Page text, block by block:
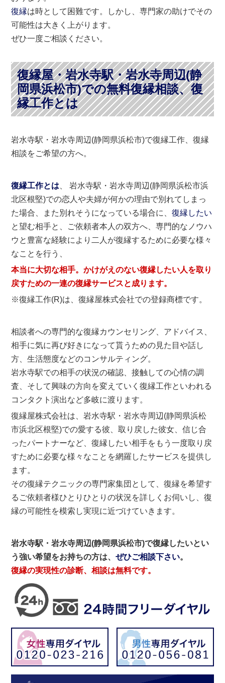
復縁は時として困難です。しかし、専門家の助けでその
可能性は大きく上がります。
ぜひ一度ご相談ください。
復縁屋・岩水寺駅・岩水寺周辺(静
岡県浜松市)での無料復縁相談、復
縁工作とは
岩水寺駅・岩水寺周辺(静岡県浜松市)で復縁工作、復縁
相談をご希望の方へ。
復縁工作とは 、 岩水寺駅・岩水寺周辺(静岡県浜松市浜
北区根堅)での恋人や夫婦が何かの理由で別れてしまっ
た場合、また別れそうになっている場合に、復縁したい
と望む相手と、ご依頼者本人の双方へ、専門的なノウハ
ウと豊富な経験により二人が復縁するために必要な様々
なことを行う、
本当に大切な相手。かけがえのない復縁したい人を取り
戻すための一連の復縁サービスと成ります。
※復縁工作(R)は、復縁屋株式会社での登録商標です。
相談者への専門的な復縁カウンセリング、アドバイス、
相手に気に再び好きになって貰うための見た目や話し
方、生活態度などのコンサルティング。
岩水寺駅での相手の状況の確認、接触しての心情の調
査、そして興味の方向を変えていく復縁工作といわれる
コンタクト演出など多岐に渡ります。
復縁屋株式会社は、岩水寺駅・岩水寺周辺(静岡県浜松
市浜北区根堅)での愛する彼、取り戻した彼女、信じ合
ったパートナーなど、復縁したい相手をもう一度取り戻
すために必要な様々なことを網羅したサービスを提供し
ます。
その復縁テクニックの専門家集団として、復縁を希望す
るご依頼者様ひとりひとりの状況を詳しくお伺いし、復
縁の可能性を模索し実現に近づけていきます。
岩水寺駅・岩水寺周辺(静岡県浜松市)で復縁したいとい
う強い希望をお持ちの方は、ぜひご相談下さい。
復縁の実現性の診断、相談は無料です。